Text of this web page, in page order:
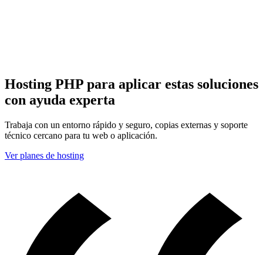
Hosting PHP para aplicar estas soluciones
con ayuda experta
Trabaja con un entorno rápido y seguro, copias externas y soporte
técnico cercano para tu web o aplicación.
Ver planes de hosting